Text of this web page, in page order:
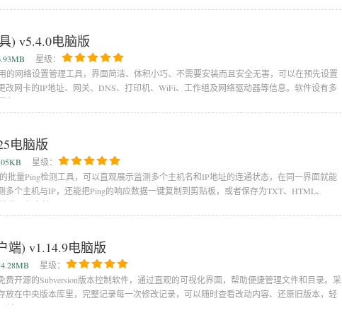
) v5.4.0电脑版
星级：
的网络设置管理工具，界面简洁、体积小巧、不需要安装而且安全无害，可以在预先设置
改网卡的IP地址、网关、DNS、打印机、WiFi、工作组及网络驱动器等信息。软件设有多
文
电脑版
星级：
批量Ping检测工具，可以直观展示监测多个主机名和IP地址的连通状态，在同一界面就能
个主机与IP，还能把Ping的响应数据一键复制到剪贴板，或者保存为TXT、HTML、
件运行高效、
端) v1.14.9电脑版
星级：
费开源的Subversion版本控制软件，通过直观的可视化界面，帮助便捷管理文件和目录。采
放在中央版本库里，完整记录每一次修改记录，可以随时查看改动内容、还原旧版本，轻
新